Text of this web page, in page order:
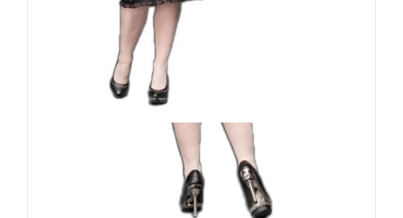
Queen of Darkness Rock
Gothic Diva
75,00